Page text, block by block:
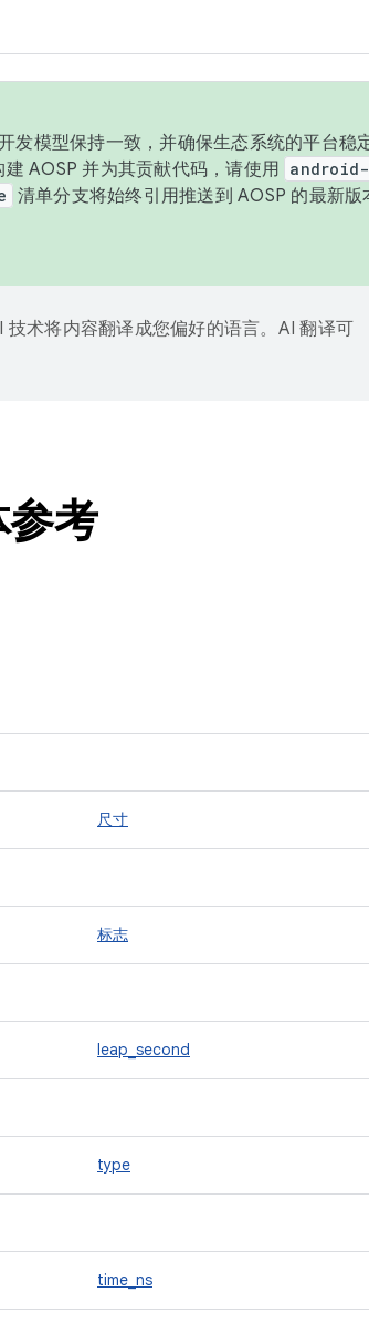
发模型保持一致，并确保生态系统的平台稳
AOSP 并为其贡献代码，请使用
清单分支将始终引用推送到 AOSP 的最新
术将内容翻译成您偏好的语言。AI 翻译可
考
尺寸
标志
leap_second
type
time_ns